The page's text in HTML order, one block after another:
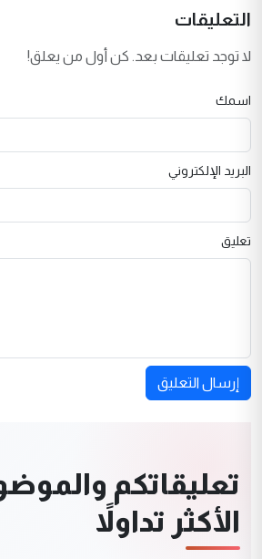
التعليقات
لا توجد تعليقات بعد. كن أول من يعلق!
اسمك
البريد الإلكتروني
تعليق
إرسال التعليق
تعليقاتكم
الأكثر تداولاً